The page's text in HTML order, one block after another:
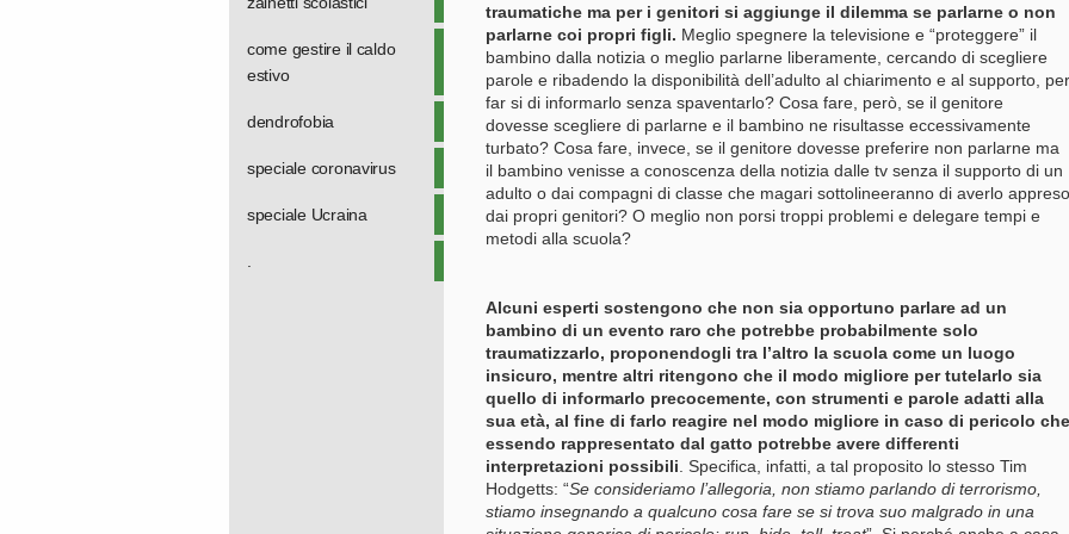
come gestire il caldo
estivo
dendrofobia
speciale coronavirus
speciale Ucraina
traumatiche ma per i genitori si aggiunge il dilemma se parlarne o non
parlarne coi propri figli. Meglio spegnere la televisione e “proteggere” il
bambino dalla notizia o meglio parlarne liberamente, cercando di scegliere
parole e ribadendo la disponibilità dell’adulto al chiarimento e al supporto, per
far si di informarlo senza spaventarlo? Cosa fare, però, se il genitore
dovesse scegliere di parlarne e il bambino ne risultasse eccessivamente
turbato? Cosa fare, invece, se il genitore dovesse preferire non parlarne ma
il bambino venisse a conoscenza della notizia dalle tv senza il supporto di un
adulto o dai compagni di classe che magari sottolineeranno di averlo appreso
dai propri genitori? O meglio non porsi troppi problemi e delegare tempi e
metodi alla scuola?
Alcuni esperti sostengono che non sia opportuno parlare ad un
bambino di un evento raro che potrebbe probabilmente solo
traumatizzarlo, proponendogli tra l’altro la scuola come un luogo
insicuro, mentre altri ritengono che il modo migliore per tutelarlo sia
quello di informarlo precocemente, con strumenti e parole adatti alla
sua età, al fine di farlo reagire nel modo migliore in caso di pericolo che
essendo rappresentato dal gatto potrebbe avere differenti
interpretazioni possibili . Specifica, infatti, a tal proposito lo stesso Tim
Hodgetts: “Se consideriamo l’allegoria, non stiamo parlando di terrorismo,
stiamo insegnando a qualcuno cosa fare se si trova suo malgrado in una